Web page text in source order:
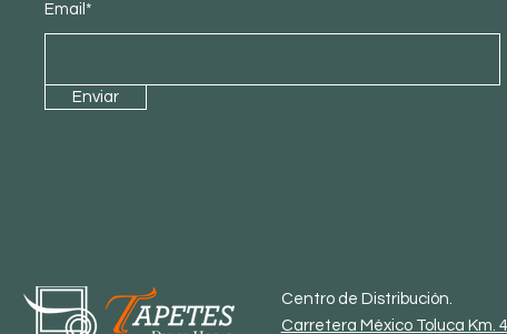
Email*
Enviar
Centro de Distribución.
Carretera México Toluca Km.